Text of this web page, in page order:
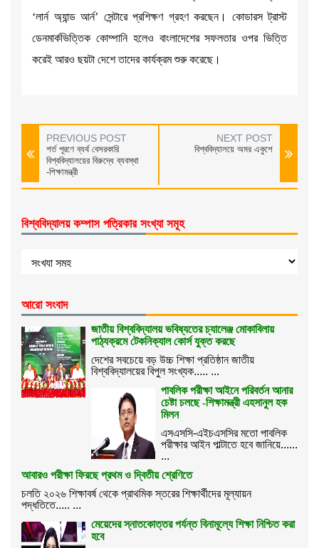
‘লার্ন অ্যান্ড আর্ন’ সেন্টারে প্রশিক্ষণ গ্রহণ করছেন। কোডারস ট্রাস্ট
ডেনমার্কভিত্তিক কোম্পানি হলেও বাংলাদেশের সফলতার ওপর ভিত্তি
করেই আরও ছয়টা দেশে তাদের কার্যক্রম শুরু করেছে।
PREVIOUS POST
শর্ত পূরণে ব্যর্থ বেসরকারি
বিশ্ববিদ্যালয়ের বিরুদ্ধে ব্যবস্থা
-শিক্ষামন্ত্রী
NEXT POST
বিশ্ববিদ্যালয়ে অমর একুশে
বিশ্ববিদ্যালয় কম্পাস পত্রিকার সংখ্যা সমূহ
আরো সংবাদ
জাতীয় বিশ্ববিদ্যালয় ভবিষ্যতের চ্যালেঞ্জ মোকাবিলায়
পাঠ্যক্রমে টেকনিক্যাল কোর্স যুক্ত করছে
দেশের সবচেয়ে বড় উচ্চ শিক্ষা প্রতিষ্ঠান জাতীয়
বিশ্ববিদ্যালয়ের বিপুল সংখ্যক..... ...
পাবলিক পরীক্ষা আইনে পরিবর্তন আনার
চেষ্টা চলছে -শিক্ষামন্ত্রী এহসানুল হক
মিলন
এসএসসি-এইচএসসির মতো পাবলিক
পরীক্ষার আইন পাল্টাতে হবে জানিয়ে......
...
আবারও পরীক্ষা ফিরছে প্রথম ও দ্বিতীয় শ্রেণিতে
চলতি ২০২৬ শিক্ষাবর্ষ থেকে প্রাথমিক স্তরের শিক্ষার্থীদের মূল্যায়ন
পদ্ধতিতে..... ...
মেয়েদের স্নাতকোত্তর পর্যন্ত বিনামূল্যে শিক্ষা নিশ্চিত করা
হবে